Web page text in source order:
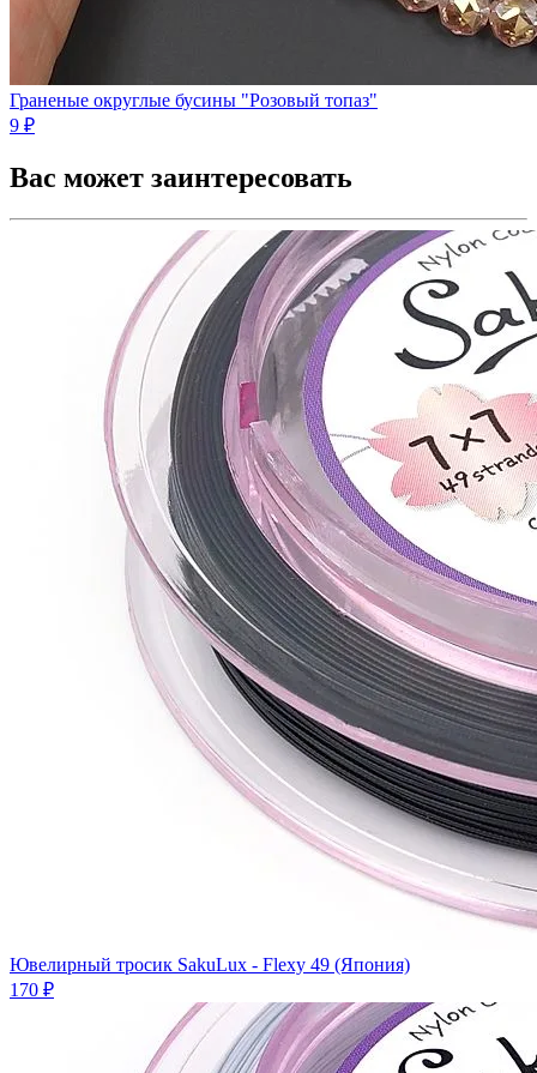
Граненые округлые бусины "Розовый топаз"
9 ₽
Вас может заинтересовать
Ювелирный тросик SakuLux - Flexy 49 (Япония)
170 ₽